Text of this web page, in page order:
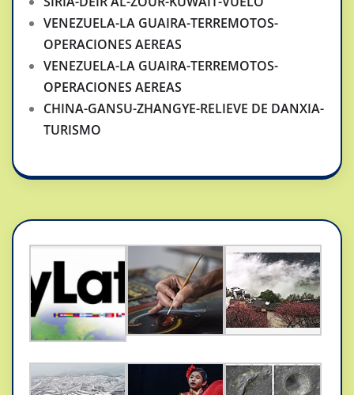
VENEZUELA-LA GUAIRA-TERREMOTOS-
OPERACIONES AEREAS
VENEZUELA-LA GUAIRA-TERREMOTOS-
OPERACIONES AEREAS
CHINA-GANSU-ZHANGYE-RELIEVE DE DANXIA-
TURISMO